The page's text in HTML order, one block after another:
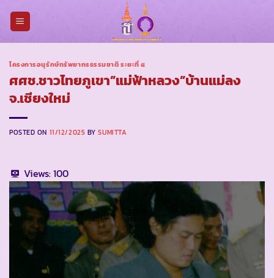
โครงการอนุรักษ์ทรัพยากรธรรมชาติ ระยะที่ ๕
ศศช.ชาวไทยภูเขา”แม่ฟ้าหลวง”บ้านแม่ลง
จ.เชียงใหม่
POSTED ON 11/12/2025 BYSUMITTA
Views:100